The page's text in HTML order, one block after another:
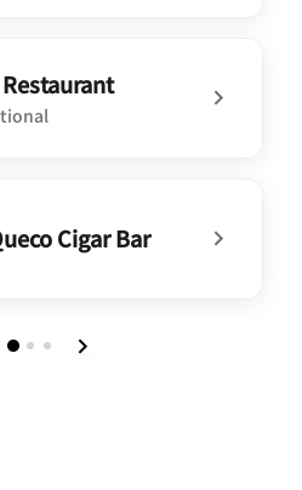
Cigar Bar
Bar